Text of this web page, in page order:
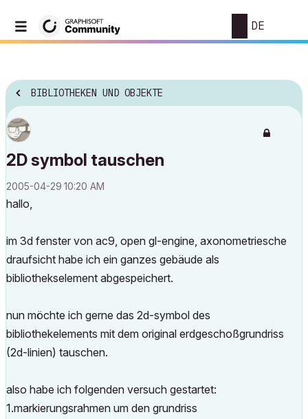
DE
BIBLIOTHEKEN UND OBJEKTE
2D symbol tauschen
‎2005-04-29 10:20 AM
hallo,
im 3d fenster von ac9, open gl-engine, axonometriesche
draufsicht habe ich ein ganzes gebäude als
bibliothekselement abgespeichert.
nun möchte ich gerne das 2d-symbol des
bibliothekelements mit dem original erdgeschoßgrundriss
(2d-linien) tauschen.
also habe ich folgenden versuch gestartet:
1.markierungsrahmen um den grundriss